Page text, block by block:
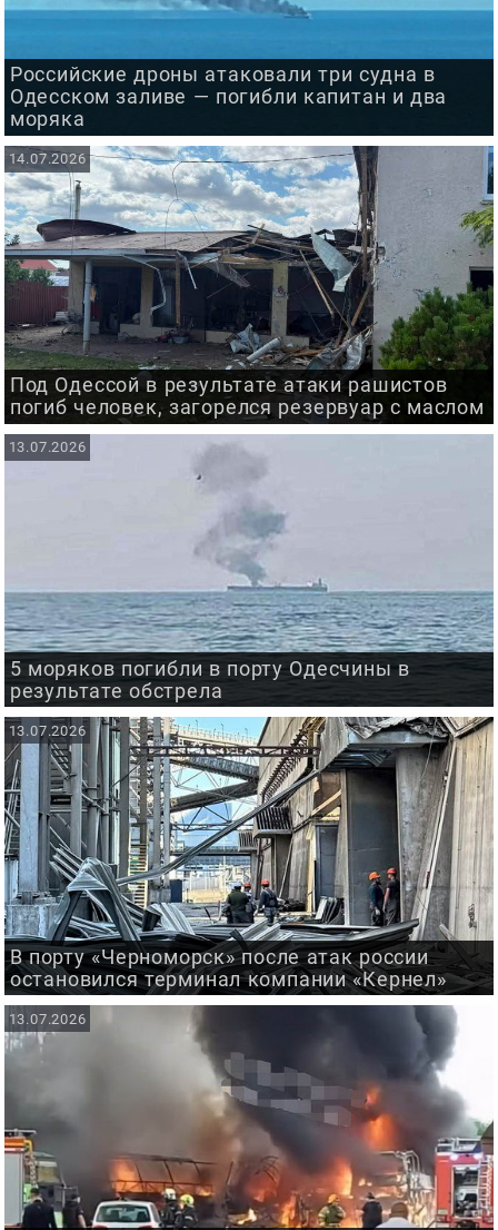
Российские дроны атаковали три судна в
Одесском заливе — погибли капитан и два
моряка
Под Одессой в результате атаки рашистов
погиб человек, загорелся резервуар с маслом
14.07.2026
5 моряков погибли в порту Одесчины в
результате обстрела
13.07.2026
В порту «Черноморск» после атак россии
остановился терминал компании «Кернел»
13.07.2026
13.07.2026